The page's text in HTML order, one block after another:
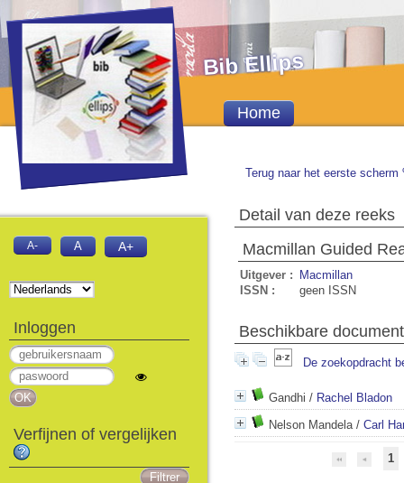
Terug naar het eerste scherm
Detail van deze reeks
Macmillan Guided
Uitgever :
Macmillan
ISSN :
geen ISSN
Beschikbare
De zoekopdracht
Gandhi / Rachel Bladon
Nelson Mandela/ Carl
1
Bib Ellips
Home
A- A A+
Inloggen
Verfijnen of vergelijken